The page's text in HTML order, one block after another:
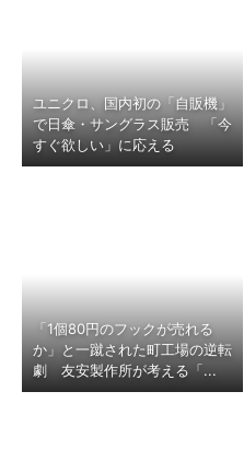
ユニクロ、国内初の「自販機」
で日傘・サングラス販売 「今
すぐ欲しい」に応える
「1個80円のフックが売れる
か」と一蹴された町工場の逆転
劇 友安製作所が考える「...